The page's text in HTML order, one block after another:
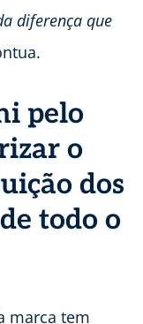
diferença que
pelo
o
dos
todo o
marca tem